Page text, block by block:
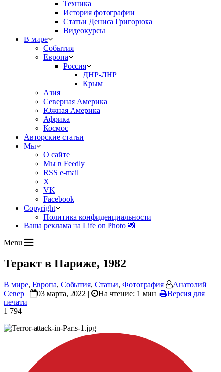
Техника
История фотографии
Статьи Дениса Григорюка
Видеокурсы
В мире
События
Европа
Россия
ДНР-ЛНР
Крым
Азия
Северная Америка
Южная Америка
Африка
Космос
Авторские статьи
Мы
О сайте
Мы в Feedly
RSS e-mail
X
VK
Facebook
Copyright
Политика конфиденциальности
Ваша реклама на Life on Photo 📸
Menu
Теракт в Париже, 1982
В мире, Европа, События, Статьи, Фотография
Анатолий
Север | 03 марта, 2022 | На чтение: 1 мин |
Версия для
печати
1 794